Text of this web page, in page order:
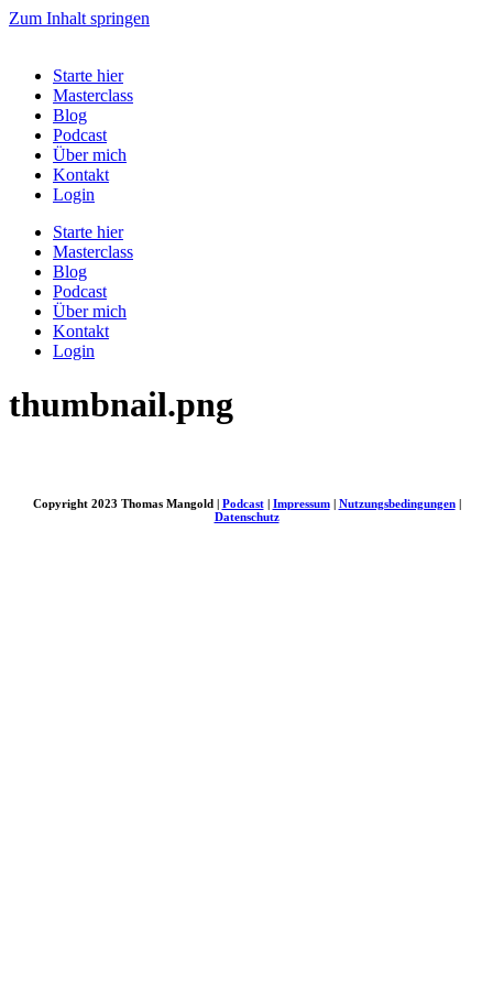
Zum Inhalt springen
Starte hier
Masterclass
Blog
Podcast
Über mich
Kontakt
Login
Starte hier
Masterclass
Blog
Podcast
Über mich
Kontakt
Login
thumbnail.png
Copyright 2023 Thomas Mangold | Podcast| Impressum| Nutzungsbedingungen|
Datenschutz